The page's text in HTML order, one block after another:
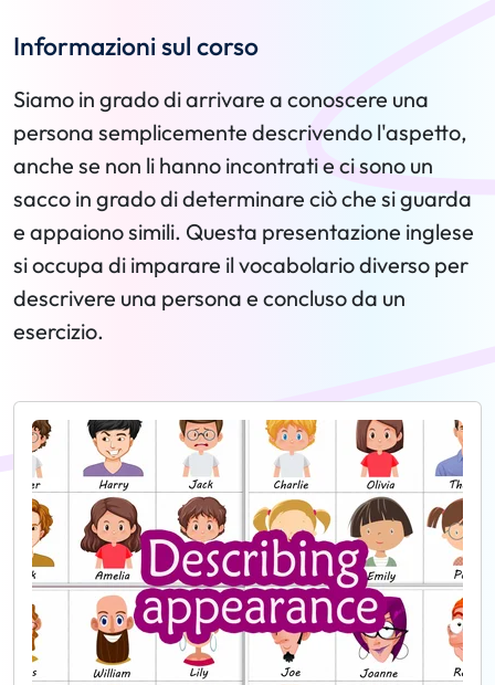
Informazioni sul corso
Siamo in grado di arrivare a conoscere una
persona semplicemente descrivendo l'aspetto,
anche se non li hanno incontrati e ci sono un
sacco in grado di determinare ciò che si guarda
e appaiono simili. Questa presentazione inglese
si occupa di imparare il vocabolario diverso per
descrivere una persona e concluso da un
esercizio.